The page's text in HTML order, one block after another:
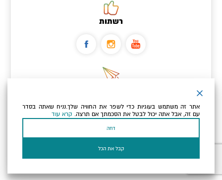
רשתות
כתובת הדוא"ל שלך
אני מאשר/ת שקראתי ומסכים/הלמדיניות הפרטיות ולמדיניות
אתר זה משתמש בעוגיות כדי לשפר את החוויה שלך.נניח שאתה בסדר
עם זה, אבל אתה יכול לבטל את הסכמתך אם תרצה. קרא עוד
דחה
קבל את הכל